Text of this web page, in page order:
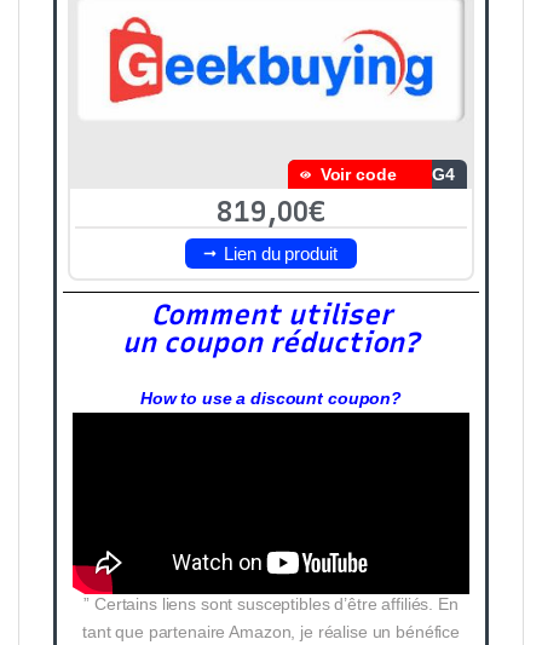
Voir code KG4
819,00€
Lien du produit
Comment utiliser
un coupon réduction?
How to use a discount coupon?
” Certains liens sont susceptibles d’être affiliés. En
tant que partenaire Amazon, je réalise un bénéfice